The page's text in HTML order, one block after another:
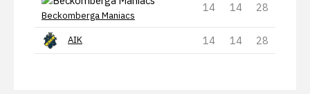
Beckomberga Maniacs
14 14 28
AIK 14 14 28